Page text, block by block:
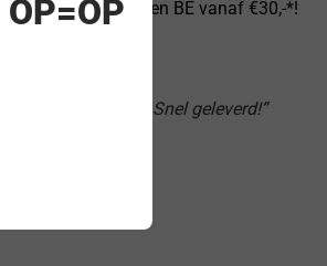
bezorgd binnen NL en BE vanaf €30,-*!
te bestellen. Snel geleverd!”